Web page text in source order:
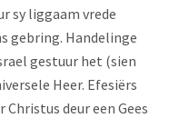
sy liggaam vrede
gebring. Handelinge
gestuur het (sien
Heer. Efesiërs
Christus deur een Gees